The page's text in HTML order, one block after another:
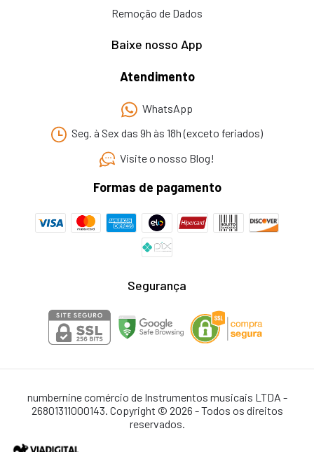
Remoção de Dados
Baixe nosso App
Atendimento
WhatsApp
Seg. à Sex das 9h às 18h (exceto feriados)
Visite o nosso Blog!
Formas de pagamento
Segurança
numbernine comércio de Instrumentos musicais LTDA -
26801311000143. Copyright © 2026 - Todos os direitos
reservados.